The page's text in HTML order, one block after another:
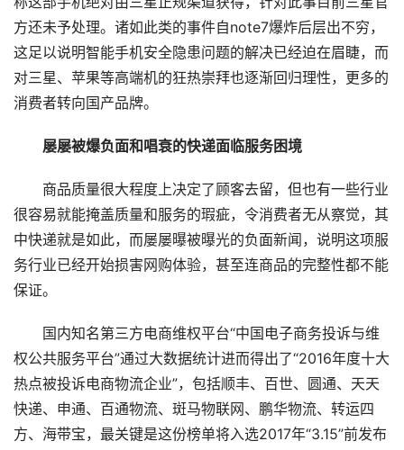
方还未予处理。诸如此类的事件自note7爆炸后层出不穷，
这足以说明智能手机安全隐患问题的解决已经迫在眉睫，而
对三星、苹果等高端机的狂热崇拜也逐渐回归理性，更多的
消费者转向国产品牌。
屡屡被爆负面和唱衰的快递面临服务困境
商品质量很大程度上决定了顾客去留，但也有一些行业
很容易就能掩盖质量和服务的瑕疵，令消费者无从察觉，其
中快递就是如此，而屡屡曝被曝光的负面新闻，说明这项服
务行业已经开始损害网购体验，甚至连商品的完整性都不能
保证。
国内知名第三方电商维权平台“中国电子商务投诉与维
权公共服务平台”通过大数据统计进而得出了“2016年度十大
热点被投诉电商物流企业”，包括顺丰、百世、圆通、天天
快递、申通、百通物流、斑马物联网、鹏华物流、转运四
方、海带宝，最关键是这份榜单将入选2017年“3.15”前发布